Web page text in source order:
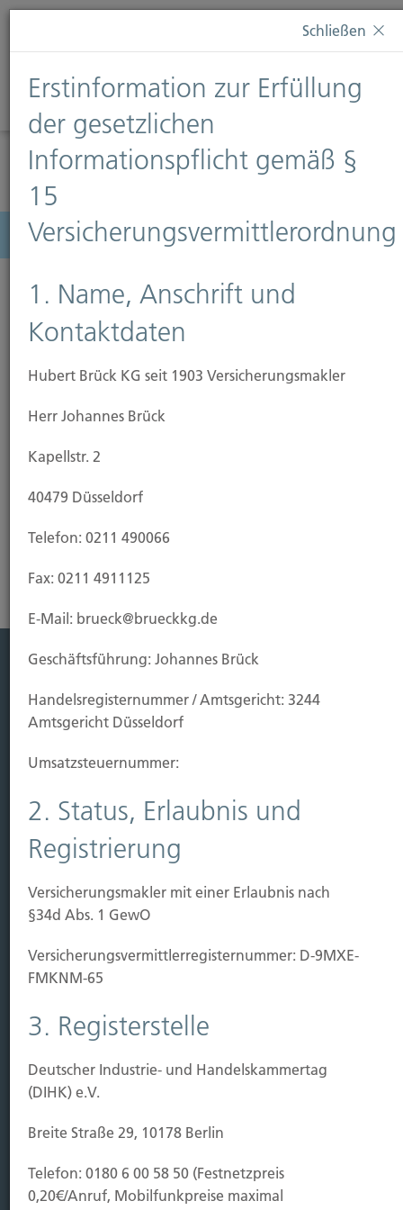
Diese Webseite verwendet Cookies. Wenn Sie weiterhin
Informationen finden Sie auf unserer SeiteDatenschutz
Diese Nachricht nicht erneut anzeigen
Menü
Risikoanalyse
Rheinländer.
Wenn Sie sich nicht nur auf Ihr Glücksschein
file downloadRisikoanalyse und vereinbaren einen
Leistung
Leben
Sichern
Immobilien Vers.
Kauf Grundstück
Baubeginn
Baufertigstellung/Hauskauf
Einzug/Vermietung
Kontakt
Brück | Kapellstraße 2 | 40479 Düsseldorf
brueck@brueckkg.de
© Hubert Brück KG
Schließen
Erstinformation zur Erfüllung
der gesetzlichen
Informationspflicht gemäß §
15
Versicherungsvermittlerordnung
1. Name, Anschrift und
Kontaktdaten
Hubert Brück KG seit 1903 Versicherungsmakler
Herr Johannes Brück
Kapellstr. 2
40479 Düsseldorf
Telefon: 0211 490066
Fax: 0211 4911125
E-Mail: brueck@brueckkg.de
Geschäftsführung: Johannes Brück
Handels­registernummer / Amtsgericht: 3244
Amtsgericht Düsseldorf
Umsatzsteuer­nummer:
2. Status, Erlaubnis und
Registrierung
Versicherungsmakler mit einer Erlaubnis nach
§34d Abs. 1 GewO
Versicherungs­vermittler­registernummer: D-9MXE-
FMKNM-65
3. Registerstelle
Deutscher Industrie- und Handelskammertag
(DIHK) e.V.
Breite Straße 29, 10178 Berlin
Telefon: 0180 6 00 58 50 (Festnetzpreis
0,20€/Anruf, Mobilfunkpreise maximal